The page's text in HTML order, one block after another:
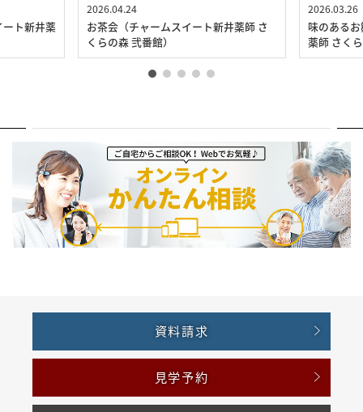
ト新井薬
2026.04.24
お茶会（チャームスイート新井薬師 さ
くらの森 弐番館）
2026.03.26
味のある
薬師 さく
資料請求
見学予約